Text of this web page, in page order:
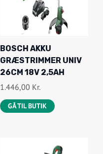
BOSCH AKKU
GRÆSTRIMMER UNIV
26CM 18V 2,5AH
1.446,00 Kr.
GÅ TIL BUTIK